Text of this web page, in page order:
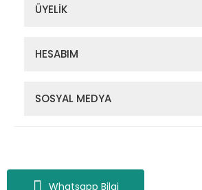
Whatsapp Bilgi
ÜYELİK
HESABIM
SOSYAL MEDYA